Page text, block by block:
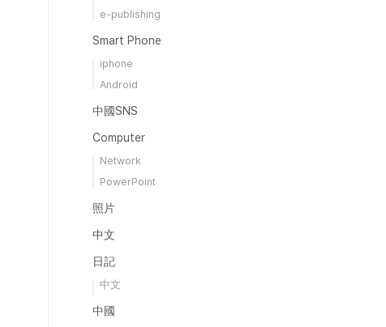
e-publishing
Smart Phone
iphone
Android
中國SNS
Computer
Network
PowerPoint
照片
中文
日記
中文
中國